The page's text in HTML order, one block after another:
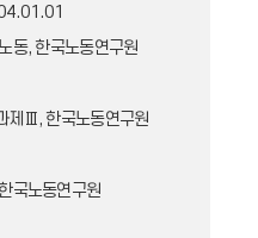
동, 한국노동연구원
제Ⅲ, 한국노동연구원
국노동연구원